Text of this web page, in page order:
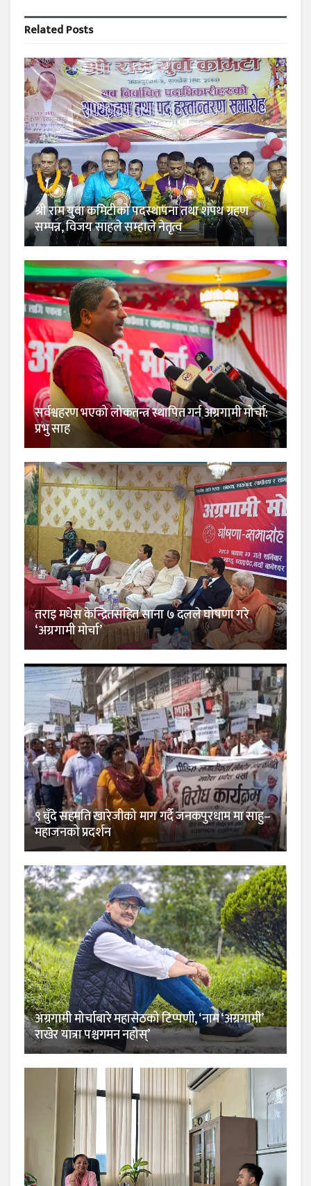
RelatedPosts
श्री राम युवा कमिटीको पदस्थापना तथा शपथ ग्रहण
सम्पन्न, विजय साहले सम्हाले नेतृत्व
सर्वश्वहरण भएको लोकतन्त्र स्थापित गर्न अग्रगामी मोर्चा:
प्रभु साह
तराइ मधेस केन्द्रितसहित साना ७ दलले घोषणा गरे
‘अग्रगामी मोर्चा’
९ बुँदे सहमति खारेजीको माग गर्दै जनकपुरधाम मा साहु–
महाजनको प्रदर्शन
अग्रगामी मोर्चाबारे महासेठको टिप्पणी, ‘नाम ‘अग्रगामी’
राखेर यात्रा पश्चगमन नहोस्’